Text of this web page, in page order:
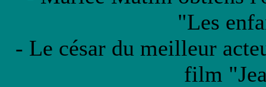
"Les
- Le césar du meilleur
film